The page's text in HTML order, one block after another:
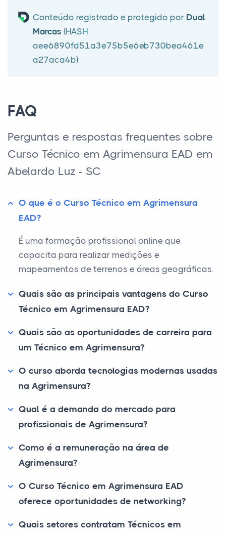
Conteúdo registrado e protegido por Dual
Marcas (HASH
aee6890fd51a3e75b5e6eb730bea461e
a27aca4b)
FAQ
Perguntas e respostas frequentes sobre
Curso Técnico em Agrimensura EAD em
Abelardo Luz - SC
O que é o Curso Técnico em Agrimensura
EAD?
É uma formação profissional online que
capacita para realizar medições e
mapeamentos de terrenos e áreas geográficas.
Quais são as principais vantagens do Curso
Técnico em Agrimensura EAD?
Quais são as oportunidades de carreira para
um Técnico em Agrimensura?
O curso aborda tecnologias modernas usadas
na Agrimensura?
Qual é a demanda do mercado para
profissionais de Agrimensura?
Como é a remuneração na área de
Agrimensura?
O Curso Técnico em Agrimensura EAD
oferece oportunidades de networking?
Quais setores contratam Técnicos em